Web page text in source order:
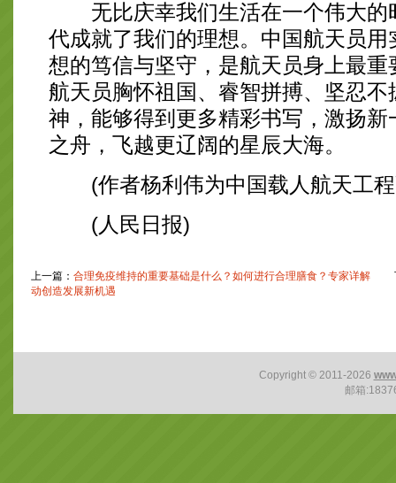
无比庆幸我们生活在一个伟大的
代成就了我们的理想。中国航天员
想的笃信与坚守，是航天员身上最
航天员胸怀祖国、睿智拼搏、坚忍
神，能够得到更多精彩书写，激扬
之舟，飞越更辽阔的星辰大海。
(作者杨利伟为中国载人航天工程
(人民日报)
上一篇： 合理免疫维持的重要基础是什么？如何进行合理膳食？专家详解 下
动创造发展新机遇
Copyright © 2011-2026
邮箱